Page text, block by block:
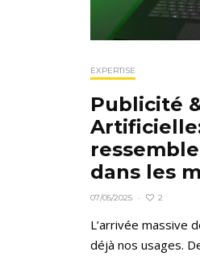
EXPERTISE
Publicité
dans les
07/05/2025 · 2
L’arrivée massive
déjà nos usages.